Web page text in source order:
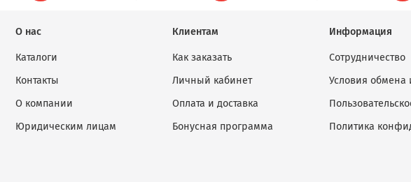
О нас
Каталоги
Контакты
О компании
Юридическим лицам
Клиентам
Как заказать
Личный кабинет
Оплата и доставка
Бонусная программа
Информация
Сотрудничество
Условия обмена
Политика